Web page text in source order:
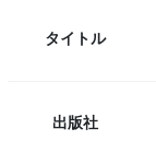
タイトル
出版社